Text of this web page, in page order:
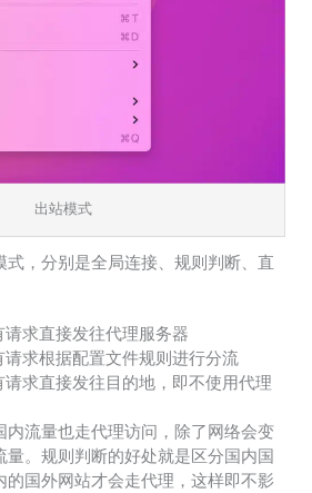
出站模式
式，分别是全局连接、规则判断、直
求直接发往代理服务器
请求根据配置文件规则进行分流
求直接发往目的地，即不使用代理
内流量也走代理访问，除了网络会变
。规则判断的好处就是区分国内国
的国外网站才会走代理，这样即不影